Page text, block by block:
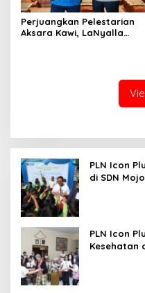
Perjuangkan Pelestarian
Aksara Kawi, LaNyalla
PLN Icon
di SDN
PLN Icon
Kesehatan